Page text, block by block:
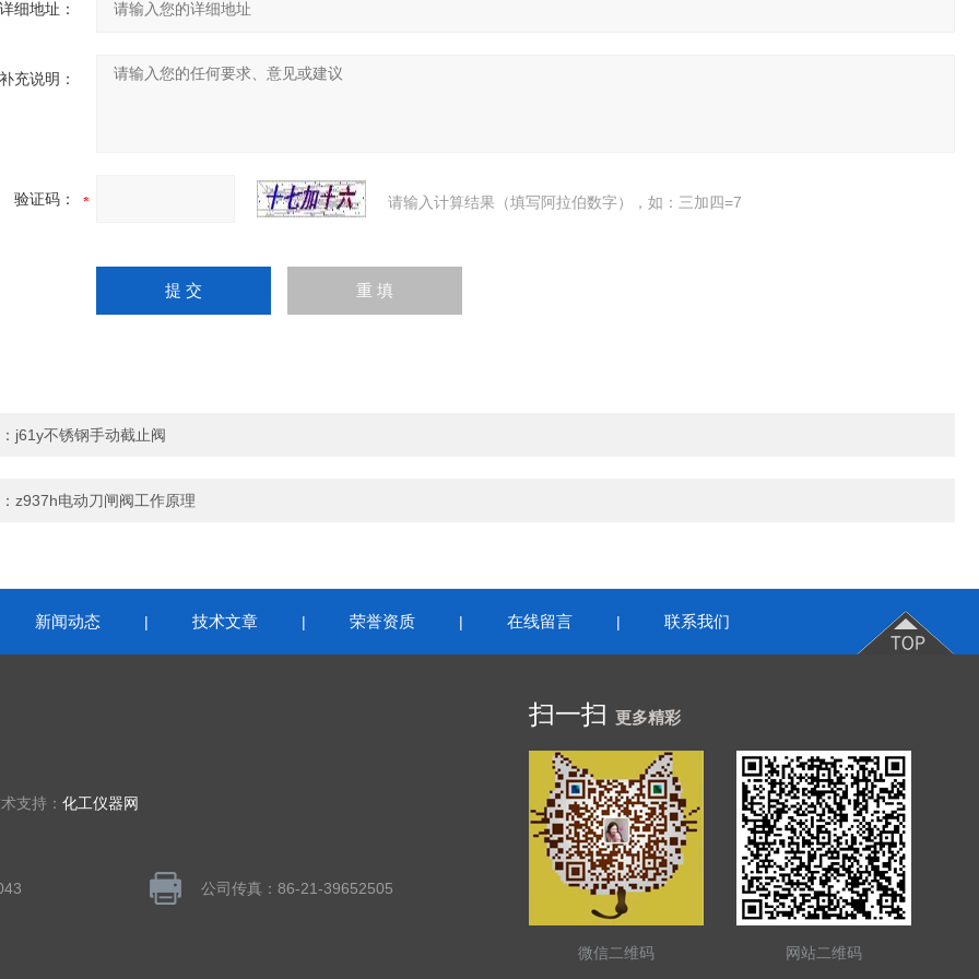
详细地址：
补充说明：
验证码： 请输入计算结果（填写阿拉伯数字），如：三加四=7
j61y不锈钢手动截止阀
z937h电动刀闸阀工作原理
新闻动态 | 技术文章 | 荣誉资质 | 在线留言 | 联系我们
支持： 化工仪器网
公司传真：86-21-39652505
扫一扫 更多精彩
微信二维码 网站二维码